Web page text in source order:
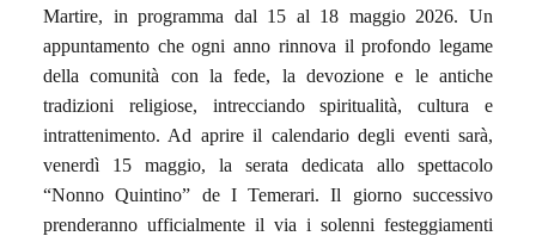
Martire, in programma dal 15 al 18 maggio 2026. Un
appuntamento che ogni anno rinnova il profondo legame
della comunità con la fede, la devozione e le antiche
tradizioni religiose, intrecciando spiritualità, cultura e
intrattenimento. Ad aprire il calendario degli eventi sarà,
venerdì 15 maggio, la serata dedicata allo spettacolo
“Nonno Quintino” de I Temerari. Il giorno successivo
prenderanno ufficialmente il via i solenni festeggiamenti